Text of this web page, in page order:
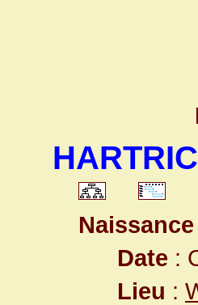
Naissance
Date :
Lieu :